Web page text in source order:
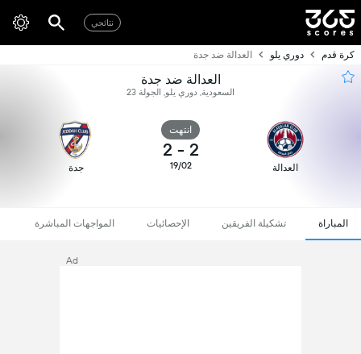
نتائجي
كرة قدم دوري يلو العدالة ضد جدة
العدالة ضد جدة
السعودية, دوري يلو, الجولة 23
العدالة
انتهت
2
-
2
19/02 جدة
المباراة تشكيلة الفريقين الإحصائيات المواجهات المباشرة
Ad